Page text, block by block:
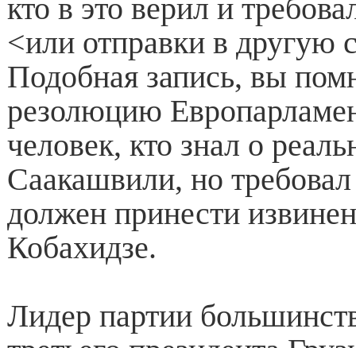
кто в это верил и
<или отправки в другую
Подобная запись, вы
резолюцию
человек, кто знал о
Саакашвили, но требовал
должен принести
Кобахидзе.
Лидер партии